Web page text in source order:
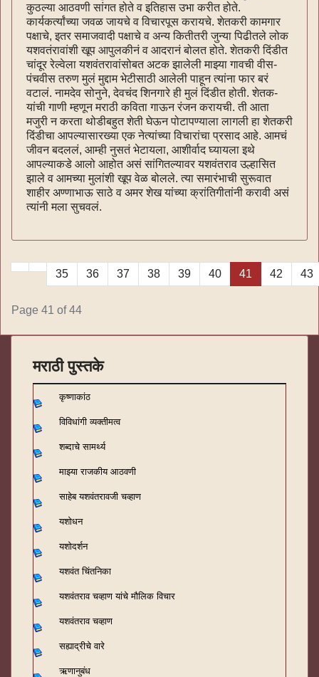
कुठल्या आठवणी सांगत होते व इतिहास उभा करीत होते.
कार्यकर्त्यांच्या जवळ जायचे व विचारपूस करायचे. शेतकरी कामगार
पक्षाचे, इतर समाजवादी पक्षाचे व अन्य कितीतरी जुन्या पिढीतले लोक
यशवतंरावांशी खूप आपुलकीनं व आदरानं बोलत होते. शेतकरी दिंडीत
चांदूर रेल्वेला यशवंतरावांसोबत अटक झालेली माझ्या गावची वीस-
पंचवीस तरुण मुलं मुद्दाम भेटीसाठी आलेली पाहून त्यांना फार बरं
वटालं. नामदेव सोनुने, देवचंद शिनगारे ही मुलं दिंडीत होती. शेतक-
यांची गाणी म्हणून मराठी कविता गाऊन रंजन करायची. ती आता
मजुरी न करता थोडीबहुत शेती घेऊन पोटापण्याला लागली हा शेतकरी
दिंडीचा आपल्यासारख्या एक नेत्यांच्या विचारांचा प्रसाद आहे. आमचं
जीवन बदललं, आम्ही नुसतं भेटायला, आशीर्वाद घ्यायला इथे
आपल्याकडे आलो आहोत असं सांगितल्यावर यशवंतराव उल्हासित
झाले व आमच्या मुलांशी खूप वेळ बोलले. त्या समारंभाची सुरूवात
शाहीर अण्णाभाऊ साठे व अमर शेख यांच्या क्रांतिगीतांनी करावी असं
त्यांनी मला सुचवलं.
35 36 37 38 39 40 41 42 43
Page 41 of 44
मराठी पुस्तके
कृष्णाकांठ
विविधांगी व्यक्तीमत्व
शब्दाचे सामर्थ्य
माझ्या राजकीय आठवणी
साहेब यशवंतरावजी चव्हाण
यशोधन
यशोदर्शन
यशवंत चिंतनिका
यशवंतराव चव्हाण यांचे मौलिक विचार
यशवंतराव चव्हाण
सह्याद्रीचे वारे
ऋणानुबंध